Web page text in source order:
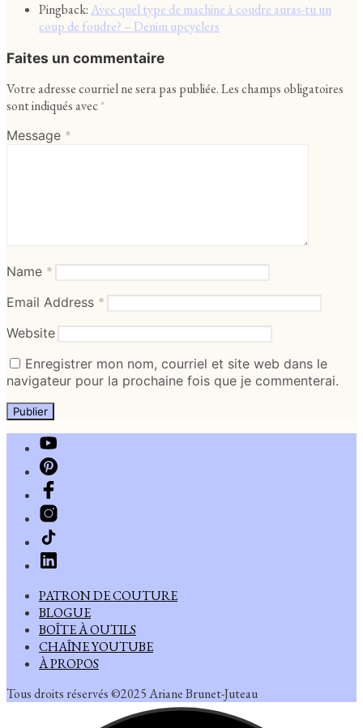
Pingback:Avec quel type de machine à coudre auras-tu un
coup de foudre? – Denim upcyclers
Faites un commentaire
Votre adresse courriel ne sera pas publiée.Les champs obligatoires
sont indiqués avec*
Message *
Name *
Email Address *
Website
Enregistrer mon nom, courriel et site web dans le
navigateur pour la prochaine fois que je commenterai.
PATRON DE COUTURE
BLOGUE
BOÎTE À OUTILS
CHAÎNE YOUTUBE
À PROPOS
Tous droits réservés ©2025 Ariane Brunet-Juteau